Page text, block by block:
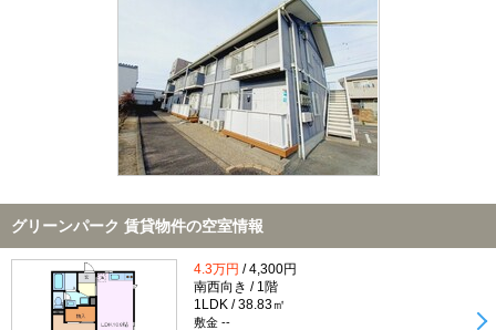
不動産会社から
TOP
グリーンパーク 賃貸物件の空室情報
4.3万円 / 4,300円
南西向き / 1階
1LDK / 38.83㎡
敷金 --